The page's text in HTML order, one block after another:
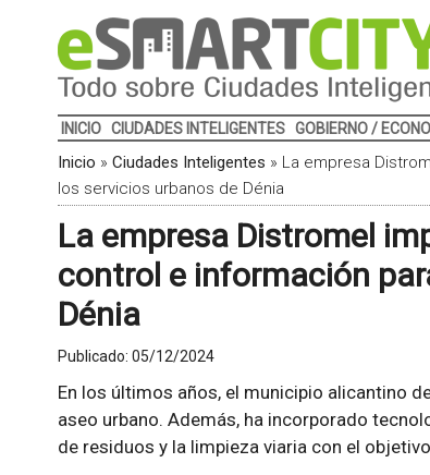
INICIO CIUDADES INTELIGENTES GOBIERNO /
Inicio » Ciudades Inteligentes » La empresa
los servicios urbanos de Dénia
La empresa Distromel
control e información
Dénia
Publicado: 05/12/2024
En los últimos años, el municipio alicantino
aseo urbano. Además, ha incorporado
de residuos y la limpieza viaria con el